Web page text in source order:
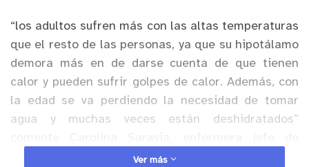
“los adultos sufren más con las altas temperaturas
que el resto de las personas, ya que su hipotálamo
demora más en de darse cuenta de que tienen
calor y pueden sufrir golpes de calor. Además, con
la edad se va perdiendo la necesidad de tomar
agua y muchas veces están deshidratados”
Ver más